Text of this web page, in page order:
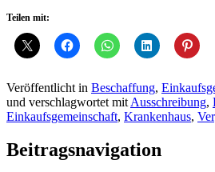
Teilen mit:
Veröffentlicht in Beschaffung,
und verschlagwortet mit Ausschreibung,
Einkaufsgemeinschaft, Krankenhaus,
Beitragsnavigation